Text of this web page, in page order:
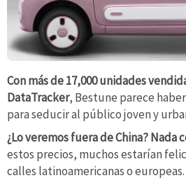
Con más de 17,000 unidades
DataTracker, Bestune parece
para seducir al público joven y
¿Lo veremos fuera de China? Nada
estos precios, muchos estarían
calles latinoamericanas o europeas.